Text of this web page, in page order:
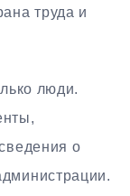
труда и
люди.
о